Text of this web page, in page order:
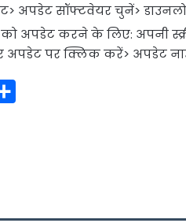
अपडेट सॉफ्टवेयर चुनें>
को अपडेट करने के लिए: अपनी
अपडेट पर क्लिक करें> अपडेट